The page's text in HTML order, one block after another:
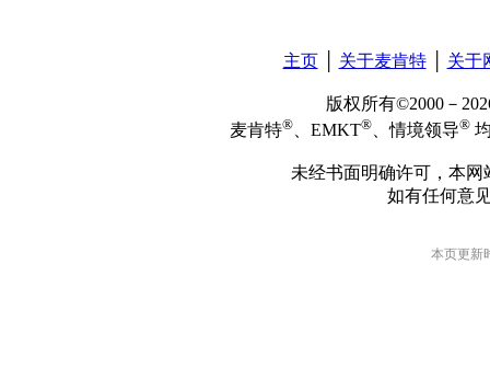
主页│ 关于麦肯特│ 关于
版权所有©2000－
麦肯特® 、EMKT® 、情境领导®
未经书面明确许可，本
如有任何意
本页更新